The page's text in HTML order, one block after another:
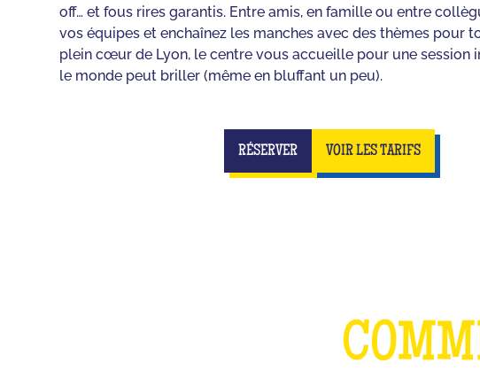
off… et fous rires garantis. Entre amis, en famille ou entre
vos équipes et enchaînez les manches avec des thèmes pour
plein cœur de Lyon, le centre vous accueille pour une session
le monde peut briller (même en bluffant un peu).
RÉSERVER VOIR LES TARIFS